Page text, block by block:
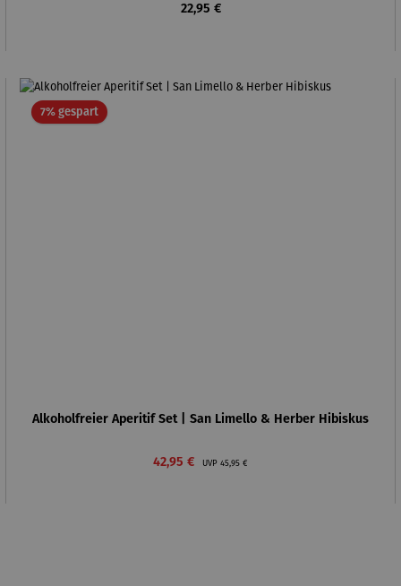
Regulärer Preis:
22,95 €
7% gespartRabatt
Alkoholfreier Aperitif Set | San Limello & Herber Hibiskus
Verkaufspreis:
42,95 € UVP Regulärer Preis:
45,95 €